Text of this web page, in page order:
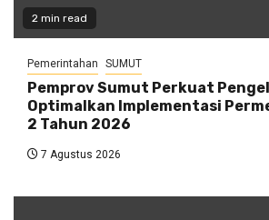
2 min read
Pemerintahan SUMUT
Pemprov Sumut Perkuat
Optimalkan Implementasi
2 Tahun 2026
7 Agustus 2026